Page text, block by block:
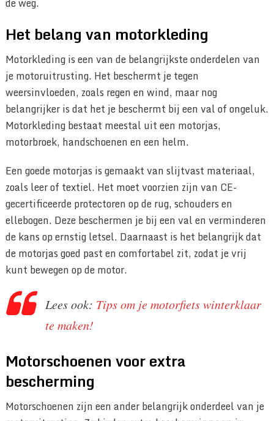
de weg.
Het belang van motorkleding
Motorkleding is een van de belangrijkste onderdelen van
je motoruitrusting. Het beschermt je tegen
weersinvloeden, zoals regen en wind, maar nog
belangrijker is dat het je beschermt bij een val of ongeluk.
Motorkleding bestaat meestal uit een motorjas,
motorbroek, handschoenen en een helm.
Een goede motorjas is gemaakt van slijtvast materiaal,
zoals leer of textiel. Het moet voorzien zijn van CE-
gecertificeerde protectoren op de rug, schouders en
ellebogen. Deze beschermen je bij een val en verminderen
de kans op ernstig letsel. Daarnaast is het belangrijk dat
de motorjas goed past en comfortabel zit, zodat je vrij
kunt bewegen op de motor.
Lees ook: Tips om je motorfiets winterklaar
te maken!
Motorschoenen voor extra
bescherming
Motorschoenen zijn een ander belangrijk onderdeel van je